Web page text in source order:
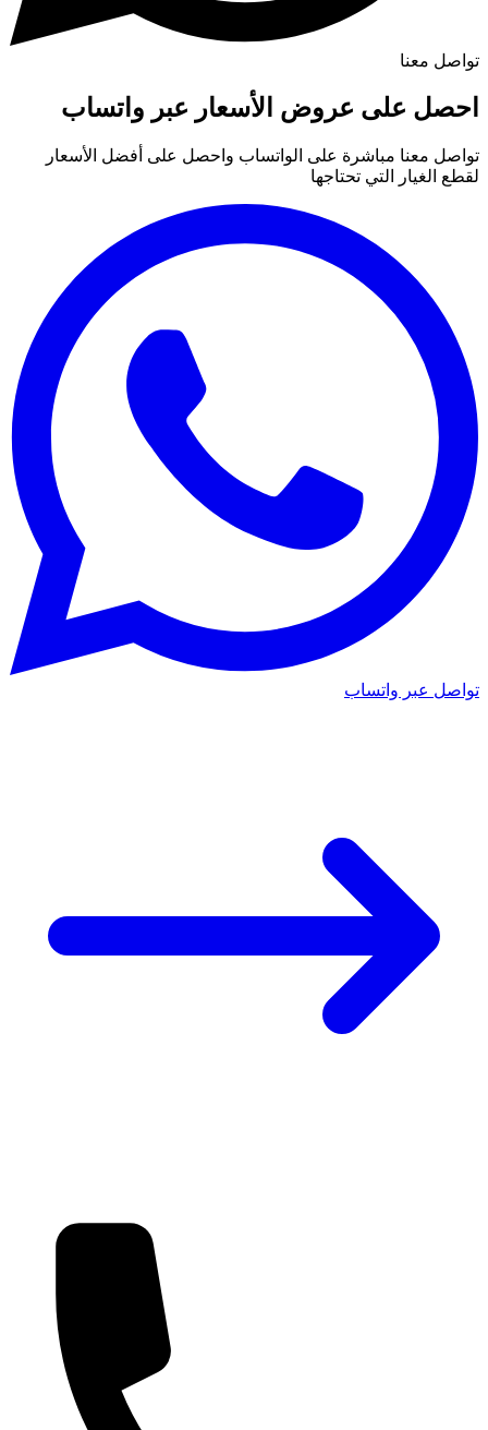
تواصل معنا
احصل على عروض الأسعار عبر واتساب
تواصل معنا مباشرة على الواتساب واحصل على أفضل الأسعار
لقطع الغيار التي تحتاجها
تواصل عبر واتساب